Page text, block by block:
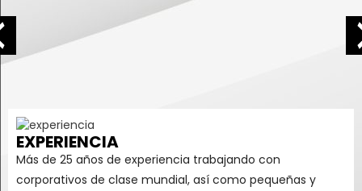
EXPERIENCIA
Más de 25 años de experiencia trabajando con
corporativos de clase mundial, así como pequeñas y